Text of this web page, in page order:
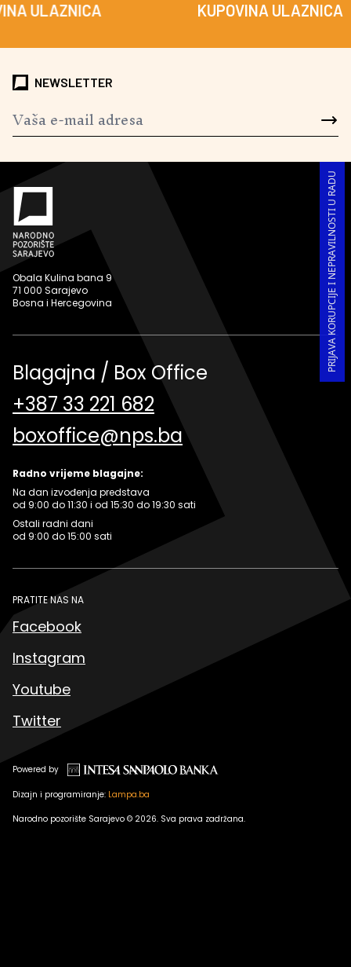
KUPOVINA ULAZNICA
NEWSLETTER
PRIJAVA KORUPCIJE I NEPRAVILNOSTI U RADU
Obala Kulina bana 9
71 000 Sarajevo
Bosna i Hercegovina
Blagajna / Box Office
+387 33 221 682
boxoffice@nps.ba
Radno vrijeme blagajne:
Na dan izvođenja predstava
od 9:00 do 11:30 i od 15:30 do 19:30 sati
Ostali radni dani
od 9:00 do 15:00 sati
PRATITE NAS NA
Facebook
Instagram
Youtube
Twitter
Powered by
Dizajn i programiranje: Lampa.ba
Narodno pozorište Sarajevo © 2026. Sva prava zadržana.